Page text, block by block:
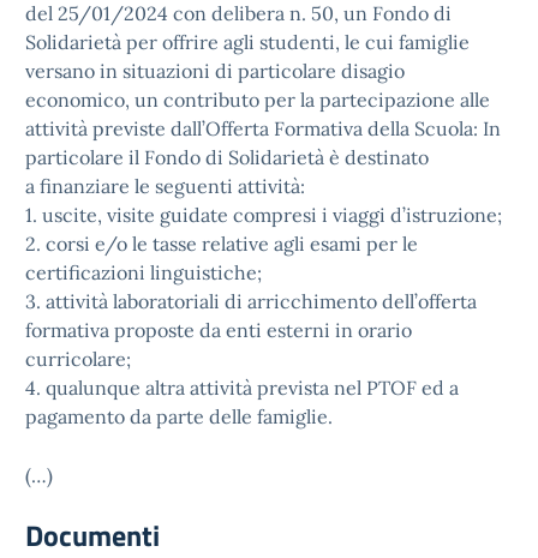
del 25/01/2024 con delibera n. 50, un Fondo di
Solidarietà per offrire agli studenti, le cui famiglie
versano in situazioni di particolare disagio
economico, un contributo per la partecipazione alle
attività previste dall’Offerta Formativa della Scuola: In
particolare il Fondo di Solidarietà è destinato
a finanziare le seguenti attività:
1. uscite, visite guidate compresi i viaggi d’istruzione;
2. corsi e/o le tasse relative agli esami per le
certificazioni linguistiche;
3. attività laboratoriali di arricchimento dell’offerta
formativa proposte da enti esterni in orario
curricolare;
4. qualunque altra attività prevista nel PTOF ed a
pagamento da parte delle famiglie.
(…)
Documenti